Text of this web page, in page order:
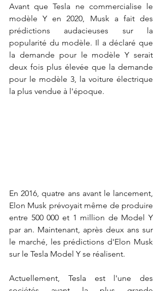
Avant que Tesla ne commercialise le
modèle Y en 2020, Musk a fait des
prédictions audacieuses sur la
popularité du modèle. Il a déclaré que
la demande pour le modèle Y serait
deux fois plus élevée que la demande
pour le modèle 3, la voiture électrique
la plus vendue à l'époque.
En 2016, quatre ans avant le lancement,
Elon Musk prévoyait même de produire
entre 500 000 et 1 million de Model Y
par an. Maintenant, après deux ans sur
le marché, les prédictions d'Elon Musk
sur le Tesla Model Y se réalisent.
Actuellement, Tesla est l'une des